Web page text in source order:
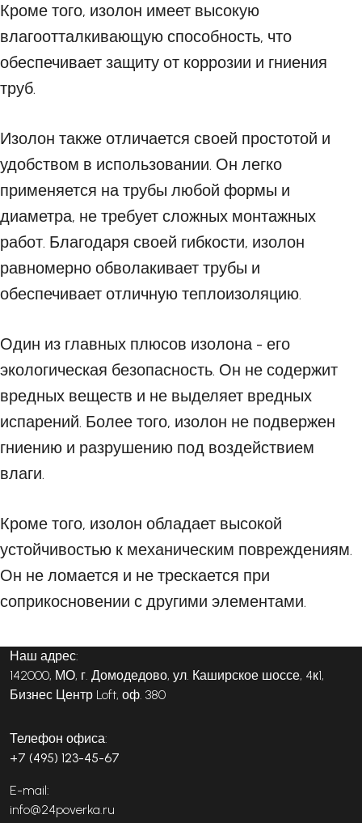
Кроме того, изолон имеет высокую
влагоотталкивающую способность, что
обеспечивает защиту от коррозии и гниения
труб.
Изолон также отличается своей простотой и
удобством в использовании. Он легко
применяется на трубы любой формы и
диаметра, не требует сложных монтажных
работ. Благодаря своей гибкости, изолон
равномерно обволакивает трубы и
обеспечивает отличную теплоизоляцию.
Один из главных плюсов изолона - его
экологическая безопасность. Он не содержит
вредных веществ и не выделяет вредных
испарений. Более того, изолон не подвержен
гниению и разрушению под воздействием
влаги.
Кроме того, изолон обладает высокой
устойчивостью к механическим повреждениям.
Он не ломается и не трескается при
соприкосновении с другими элементами.
Наш адрес:
142000, МО, г. Домодедово, ул. Каширское шоссе, 4к1,
Бизнес Центр Loft, оф. 380
Телефон офиса:
+7 (495) 123-45-67
E-mail:
info@24poverka.ru